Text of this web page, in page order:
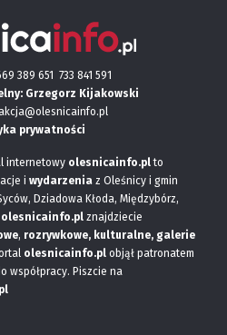
389 651 733 841 591
Grzegorz Kijakowski
prywatności
internetowy olesnicainfo.plto
i wydarzenia z Oleśnicy i gmin
Dziadowa Kłoda, Międzybórz,
olesnicainfo.pl znajdziecie
, rozrywkowe, kulturalne, galerie
olesnicainfo.pl objął patronatem
współpracy. Piszcie na